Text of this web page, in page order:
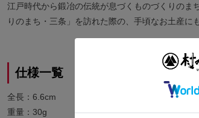
江戸時代から鍛冶の伝統が息づくものづくりのま
りのまち・三条」を訪れた際の、手頃なお土産に
仕様一覧
全長：6.6cm
重量：30g